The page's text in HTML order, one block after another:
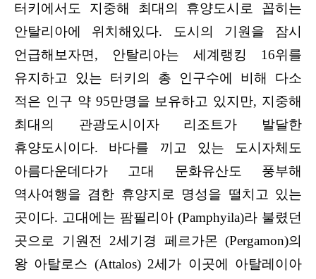
터키에서도 지중해 최대의 휴양도시로 꼽히는
안탈리아에 위치해있다. 도시의 기원을 잠시
언급해보자면, 안탈리아는 세계랭킹 16위를
유지하고 있는 터키의 총 인구수에 비해 다소
적은 인구 약 95만명을 보유하고 있지만, 지중해
최대의 관광도시이자 리조트가 발달한
휴양도시이다. 바다를 끼고 있는 도시자체도
아름다운데다가 고대 문화유산도 풍부해
역사여행을 겸한 휴양지로 명성을 떨치고 있는
곳이다. 고대에는 팜필리아 (Pamphyila)라 불렸던
곳으로 기원전 2세기경 페르가몬 (Pergamon)의
왕 아탈로스 (Attalos) 2세가 이곳에 아탈레이아